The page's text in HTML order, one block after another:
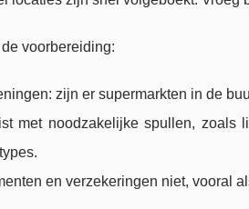
voorbereiding:
zijn er supermarkten in de
met noodzakelijke spullen, zoals
en verzekeringen niet, vooral